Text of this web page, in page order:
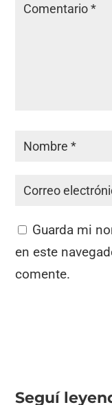
Guarda mi
en este
comente.
Seguí